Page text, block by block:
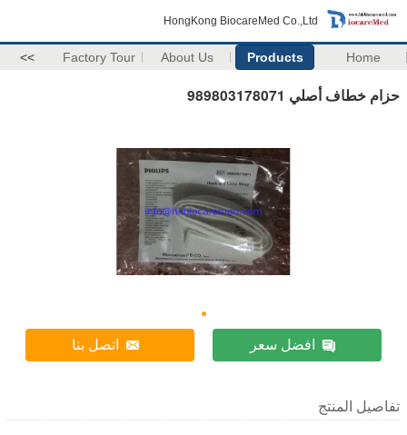
HongKong BiocareMed Co.,Ltd
Home
Products
About Us
Factory Tour
>>
حزام خطاف أصلي 989803178071
افضل سعر اتصل بنا
تفاصيل المنتج